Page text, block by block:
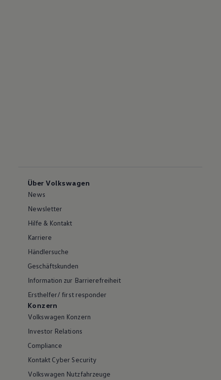
Über Volkswagen
News
Newsletter
Hilfe & Kontakt
Karriere
Händlersuche
Geschäftskunden
Information zur Barrierefreiheit
Ersthelfer/ first responder
Konzern
Volkswagen Konzern
Investor Relations
Compliance
Kontakt Cyber Security
Volkswagen Nutzfahrzeuge